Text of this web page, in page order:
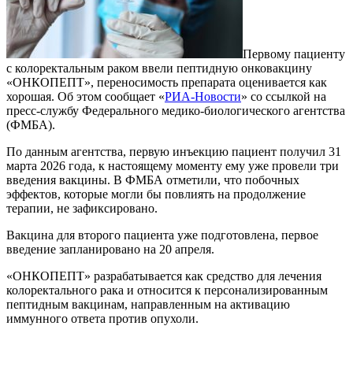
Первому пациенту
с колоректальным раком ввели пептидную онковакцину
«ОНКОПЕПТ», переносимость препарата оценивается как
хорошая. Об этом сообщает «РИА-Новости» со ссылкой на
пресс-службу Федерального медико-биологического агентства
(ФМБА).
По данным агентства, первую инъекцию пациент получил 31
марта 2026 года, к настоящему моменту ему уже провели три
введения вакцины. В ФМБА отметили, что побочных
эффектов, которые могли бы повлиять на продолжение
терапии, не зафиксировано.
Вакцина для второго пациента уже подготовлена, первое
введение запланировано на 20 апреля.
«ОНКОПЕПТ» разрабатывается как средство для лечения
колоректального рака и относится к персонализированным
пептидным вакцинам, направленным на активацию
иммунного ответа против опухоли.